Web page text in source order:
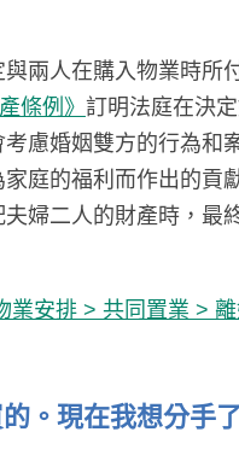
兩人在購入物業時所
條例》 訂明法庭在決
慮婚姻雙方的行為和
庭的福利而作出的貢
婦二人的財產時，最
業安排 > 共同置業 >
。現在我想分手